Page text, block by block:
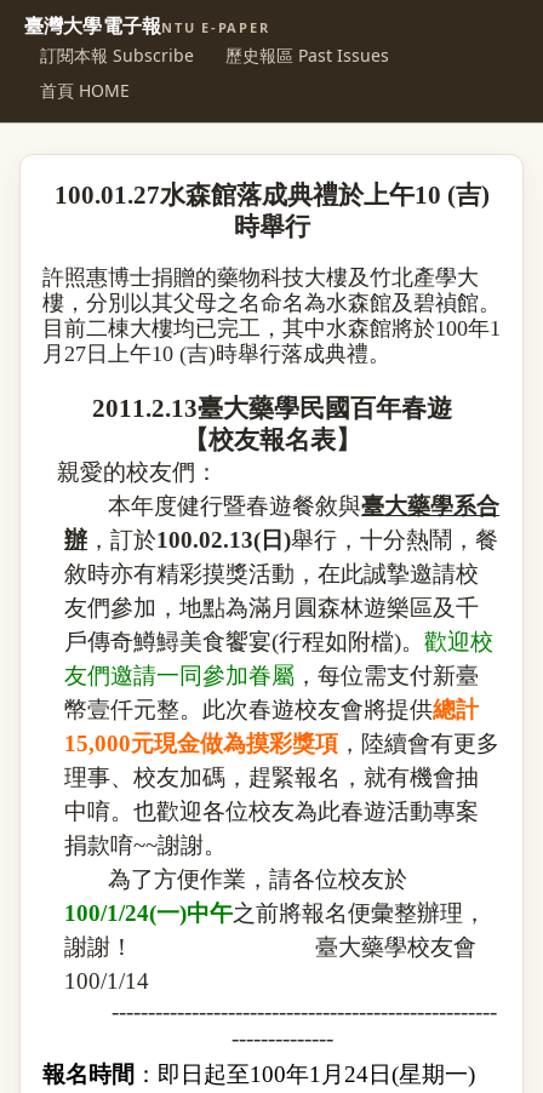
臺灣大學電子報NTU E-PAPER
訂閱本報 Subscribe
歷史報區 Past Issues
首頁 HOME
100.01.27水森館落成典禮於上午10 (吉)
時舉行
許照惠博士捐贈的藥物科技大樓及竹北產學大
樓，分別以其父母之名命名為水森館及碧禎館。
目前二棟大樓均已完工，其中水森館將於100年1
月 27 日上午10 (吉)時舉行落成典禮。
2011.2.13臺大藥學民國百年春遊
【校友報名表】
親愛的校友們：
本年度健行暨春遊餐敘與臺大藥學系合
辦 ，訂於100.02.13( 日)舉行，十分熱鬧，餐
敘時亦有精彩摸獎活動，在此誠摯邀請校
友們參加，地點為滿月圓森林遊樂區及千
戶傳奇鱒鱘美食饗宴(行程如附檔)。歡迎校
友們邀請一同參加眷屬 ，每位需支付新臺
幣壹仟元整。此次春遊校友會將提供總計
15,000元現金做為摸彩獎項 ，陸續會有更多
理事、校友加碼，趕緊報名，就有機會抽
中唷。也歡迎各位校友為此春遊活動專案
捐款唷~~謝謝。
為了方便作業，請各位校友於
100/1/24(一)中午之前將報名便彙整辦理，
謝謝！
臺大藥學校友會
100/1/14
-----------------------------------------------------
--------------
報名時間 ：即日起至100年1 月 24日(星期一)